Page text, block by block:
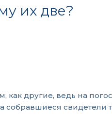
их две?
другие, ведь на
собравшиеся